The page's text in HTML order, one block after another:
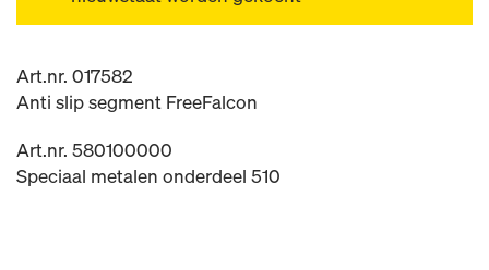
Art.nr. 017582
Anti slip segment FreeFalcon
Art.nr. 580100000
Speciaal metalen onderdeel 510